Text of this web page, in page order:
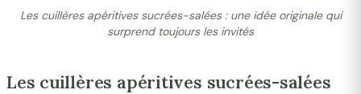
Les cuillères apéritives sucrées-salées : une idée originale qui
surprend toujours les invités
Les cuillères apéritives sucrées-salées